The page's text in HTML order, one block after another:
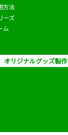
方法
ーズ
ム
オリジナルグッズ製作